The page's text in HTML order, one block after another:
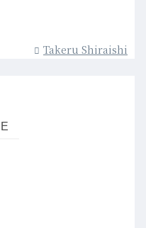
Takeru Shiraishi